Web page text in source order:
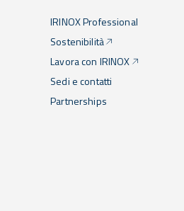
IRINOX Professional
Sostenibilità
Lavora con IRINOX
Sedi e contatti
Partnerships